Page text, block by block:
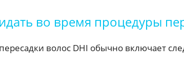
во время процедуры
волос DHI обычно включает